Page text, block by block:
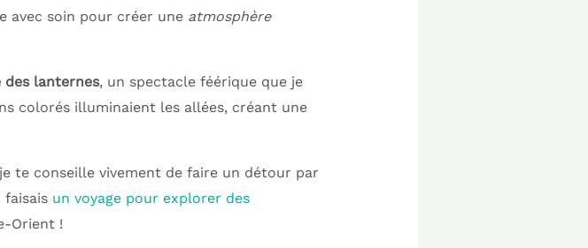
avec soin pour créer une atmosphère
des lanternes, un spectacle féérique que je
colorés illuminaient les allées, créant une
te conseille vivement de faire un détour par
faisais un voyage pour explorer des
Orient !